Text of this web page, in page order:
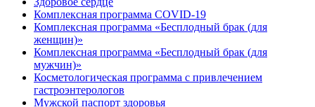
Комплексная программа COVID-19
Комплексная программа «Бесплодный брак (для
женщин)»
Комплексная программа «Бесплодный брак (для
мужчин)»
Косметологическая программа с привлечением
гастроэнтерологов
Мужской паспорт здоровья